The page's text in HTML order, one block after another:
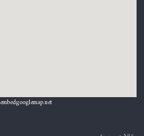
embedgooglemap.net